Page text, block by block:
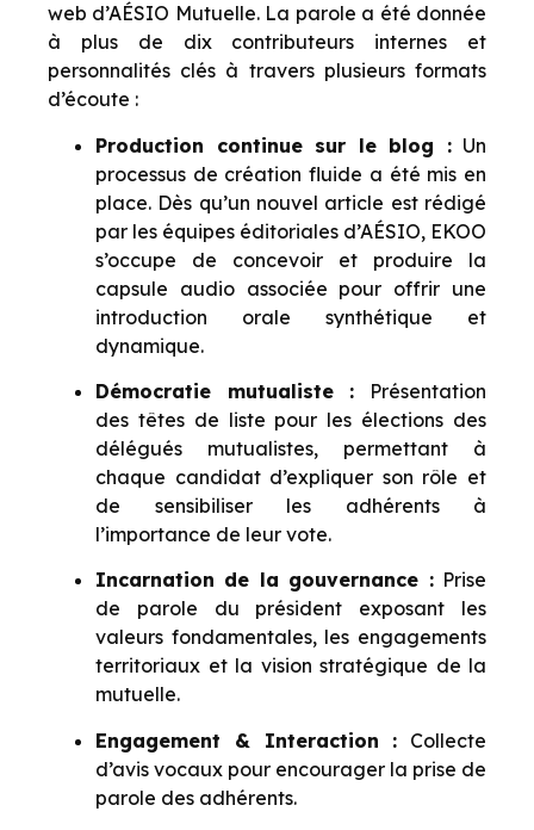
web d’AÉSIO Mutuelle. La parole a été donnée
à plus de dix contributeurs internes et
personnalités clés à travers plusieurs formats
d’écoute :
Production continue sur le blog :Un
processus de création fluide a été mis en
place. Dès qu’un nouvel article est rédigé
par les équipes éditoriales d’AÉSIO, EKOO
s’occupe de concevoir et produire la
capsule audio associée pour offrir une
introduction orale synthétique et
dynamique.
Démocratie mutualiste : Présentation
des têtes de liste pour les élections des
délégués mutualistes, permettant à
chaque candidat d’expliquer son rôle et
de sensibiliser les adhérents à
l’importance de leur vote.
Incarnation de la gouvernance :Prise
de parole du président exposant les
valeurs fondamentales, les engagements
territoriaux et la vision stratégique de la
mutuelle.
Engagement & Interaction : Collecte
d’avis vocaux pour encourager la prise de
parole des adhérents.